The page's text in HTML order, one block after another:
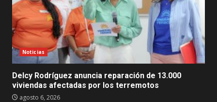
Noticias
Delcy Rodríguez anuncia reparación de 13.000
viviendas afectadas por los terremotos
agosto 6, 2026